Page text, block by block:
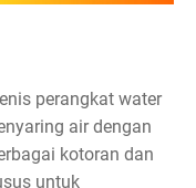
perangkat water
air dengan
kotoran dan
untuk